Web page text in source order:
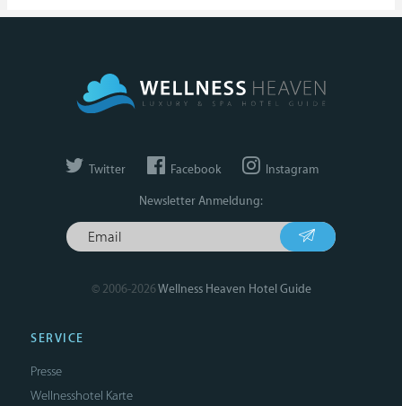
Twitter Facebook Instagram
Newsletter Anmeldung:
© 2006-2026Wellness Heaven Hotel Guide
SERVICE
Presse
Wellnesshotel Karte